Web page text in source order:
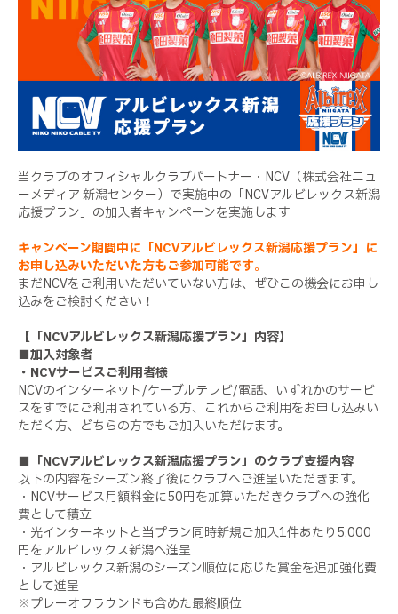
当クラブのオフィシャルクラブパートナー・NCV（株式会社ニュ
ーメディア 新潟センター）で実施中の「NCVアルビレックス新潟
応援プラン」の加入者キャンペーンを実施します
キャンペーン期間中に「NCVアルビレックス新潟応援プラン」に
お申し込みいただいた方もご参加可能です。
まだNCVをご利用いただいていない方は、ぜひこの機会にお申し
込みをご検討ください！
【「NCVアルビレックス新潟応援プラン」内容】
■加入対象者
・NCVサービスご利用者様
NCVのインターネット/ケーブルテレビ/電話、いずれかのサービ
スをすでにご利用されている方、これからご利用をお申し込みい
ただく方、どちらの方でもご加入いただけます。
■「NCVアルビレックス新潟応援プラン」のクラブ支援内容
以下の内容をシーズン終了後にクラブへご進呈いただきます。
・NCVサービス月額料金に50円を加算いただきクラブへの強化
費として積立
・光インターネットと当プラン同時新規ご加入1件あたり5,000
円をアルビレックス新潟へ進呈
・アルビレックス新潟のシーズン順位に応じた賞金を追加強化費
として進呈
※プレーオフラウンドも含めた最終順位